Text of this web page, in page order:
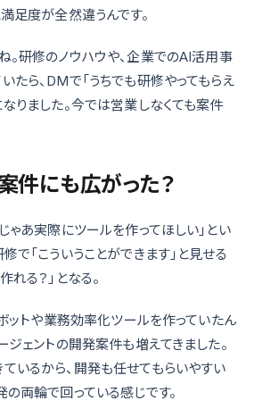
足度が全然違うんです。
。研修のノウハウや、企業でのAI活用事
たら、DMで「うちでも研修やってもらえ
なりました。今では営業しなくても案件
件にも広がった？
ゃあ実際にツールを作ってほしい」とい
で「こういうことができます」と見せる
れる？」となる。
ットや業務効率化ツールを作っていたん
ジェントの開発案件も増えてきました。
いるから、開発も任せてもらいやすい
の両輪で回っている感じです。